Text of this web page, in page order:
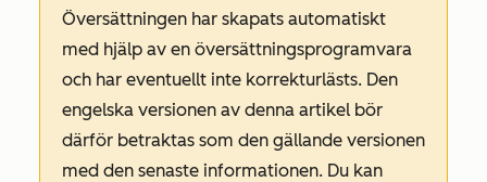
Översättningen har skapats automatiskt
med hjälp av en översättningsprogramvara
och har eventuellt inte korrekturlästs. Den
engelska versionen av denna artikel bör
därför betraktas som den gällande versionen
med den senaste informationen. Du kan